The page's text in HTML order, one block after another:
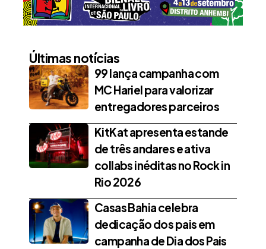
Últimas notícias
99 lança campanha com
MC Hariel para valorizar
entregadores parceiros
KitKat apresenta estande
de três andares e ativa
collabs inéditas no Rock in
Rio 2026
Casas Bahia celebra
dedicação dos pais em
campanha de Dia dos Pais